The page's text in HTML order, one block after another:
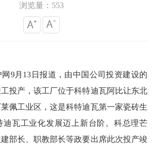
浏览量：553
月13日报道，由中国公司投资建设的
投产，该工厂位于科特迪瓦阿比让东北
佩工业区，这是科特迪瓦第一家瓷砖生
迪瓦工业化发展迈上新台阶。科总理芒
部长、职教部长等政要出席此次投产竣